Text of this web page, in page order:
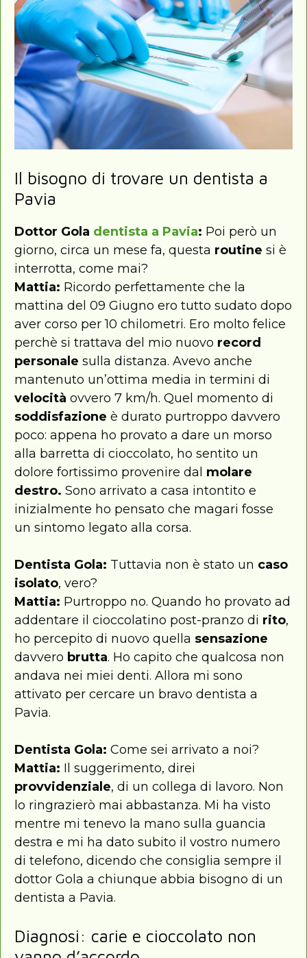
Il bisogno di trovare un dentista a
Pavia
Dottor Gola dentista a Pavia: Poi però un
giorno, circa un mese fa, questa routine si è
interrotta, come mai?
Mattia: Ricordo perfettamente che la
mattina del 09 Giugno ero tutto sudato dopo
aver corso per 10 chilometri. Ero molto felice
perchè si trattava del mio nuovo record
personale sulla distanza. Avevo anche
mantenuto un’ottima media in termini di
velocità ovvero 7 km/h. Quel momento di
soddisfazione è durato purtroppo davvero
poco: appena ho provato a dare un morso
alla barretta di cioccolato, ho sentito un
dolore fortissimo provenire dal molare
destro. Sono arrivato a casa intontito e
inizialmente ho pensato che magari fosse
un sintomo legato alla corsa.
Dentista Gola: Tuttavia non è stato un caso
isolato, vero?
Mattia: Purtroppo no. Quando ho provato ad
addentare il cioccolatino post-pranzo di rito,
ho percepito di nuovo quella sensazione
davvero brutta. Ho capito che qualcosa non
andava nei miei denti. Allora mi sono
attivato per cercare un bravo dentista a
Pavia.
Dentista Gola: Come sei arrivato a noi?
Mattia: Il suggerimento, direi
provvidenziale, di un collega di lavoro. Non
lo ringrazierò mai abbastanza. Mi ha visto
mentre mi tenevo la mano sulla guancia
destra e mi ha dato subito il vostro numero
di telefono, dicendo che consiglia sempre il
dottor Gola a chiunque abbia bisogno di un
dentista a Pavia.
Diagnosi: carie e cioccolato non